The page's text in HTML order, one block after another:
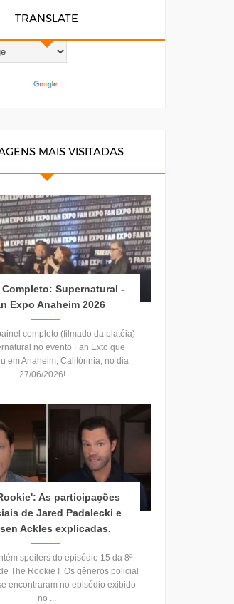
TRANSLATE
MAIS VISITADAS
Completo: Supernatural -
Expo Anaheim 2026
completo (filmado da platéia)
no evento Fan Exto que
em Anaheim, Califórinia, no dia
27/06/2026! ...
As participações
de Jared Padalecki e
Ackles explicadas.
spoilers do episódio 15 da 8ª
The Rookie ! Os gêneros policial
encontraram no episódio exibido
no ...